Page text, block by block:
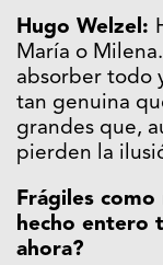
Hugo Welzel:
María o
absorber todo
tan genuina
grandes que,
pierden la
Frágiles
hecho entero
ahora?